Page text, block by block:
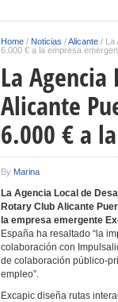
Home / Noticias /Alicante / La
6.000 € a la empresa
La
Alicante
6.000 € a
By Marina
La Agencia Local de
Rotary Club Alicante
la empresa emergente
España ha resaltado “la
colaboración con
de colaboración público-
empleo”.
Excapic diseña rutas